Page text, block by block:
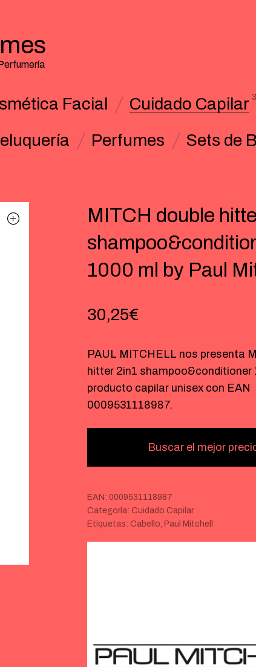
Facial Cuidado Capilar
Perfumes Sets de
MITCH double
1000 ml by Paul
30,25€
PAUL MITCHELL nos presenta
hitter 2in1 shampoo&conditioner
producto capilar unisex con EAN
0009531118987.
Buscar el mejor
EAN: 0009531118987
Categoría: Cuidado Capilar
Etiquetas: Cabello, Paul Mitchell